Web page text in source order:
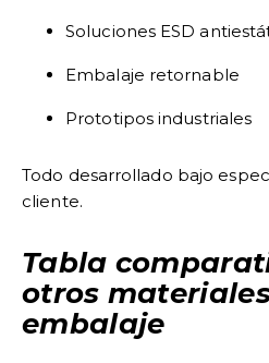
Soluciones ESD
Embalaje retornable
Prototipos industriales
Todo desarrollado bajo
cliente.
Tabla
otros
embalaje